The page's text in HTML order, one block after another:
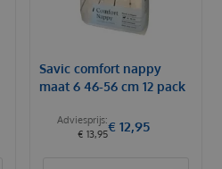
Savic comfort nappy
maat 6 46-56 cm 12 pack
€ 13,95€ 12,95